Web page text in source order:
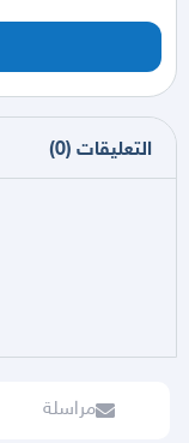
التعليقات (
0
)
مراسلة